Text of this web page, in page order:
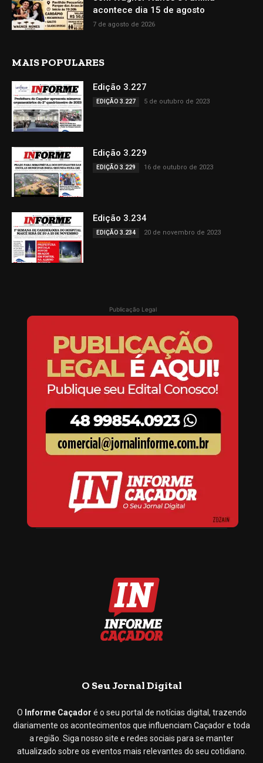
acontece dia 15 de agosto
7 de agosto de 2026
MAIS POPULARES
Edição 3.227
EDIÇÃO 3.227 5 de outubro de 2023
Edição 3.229
EDIÇÃO 3.229 16 de outubro de 2023
Edição 3.234
EDIÇÃO 3.234 20 de novembro de 2023
Publicação Legal
O Seu Jornal Digital
O Informe Caçador é o seu portal de notícias digital, trazendo
diariamente os acontecimentos que influenciam Caçador e toda
a região. Siga nosso site e redes sociais para se manter
atualizado sobre os eventos mais relevantes do seu cotidiano.